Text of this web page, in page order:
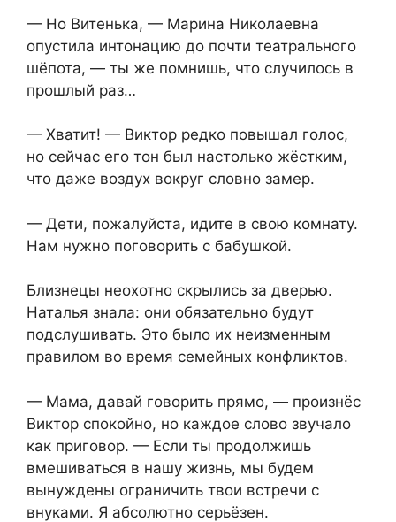
— Но Витенька, — Марина Николаевна
опустила интонацию до почти театрального
шёпота, — ты же помнишь, что случилось в
прошлый раз…
— Хватит! — Виктор редко повышал голос,
но сейчас его тон был настолько жёстким,
что даже воздух вокруг словно замер.
— Дети, пожалуйста, идите в свою комнату.
Нам нужно поговорить с бабушкой.
Близнецы неохотно скрылись за дверью.
Наталья знала: они обязательно будут
подслушивать. Это было их неизменным
правилом во время семейных конфликтов.
— Мама, давай говорить прямо, — произнёс
Виктор спокойно, но каждое слово звучало
как приговор. — Если ты продолжишь
вмешиваться в нашу жизнь, мы будем
вынуждены ограничить твои встречи с
внуками. Я абсолютно серьёзен.